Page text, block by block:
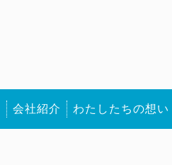
会社紹介 わたしたちの想い